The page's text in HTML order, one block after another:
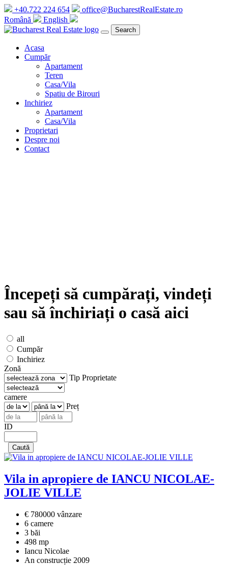
+40.722 224 654
office@BucharestRealEstate.ro
Română
English
Search
Acasa
Cumpăr
Apartament
Teren
Casa/Vila
Spatiu de Birouri
Inchiriez
Apartament
Casa/Vila
Proprietari
Despre noi
Contact
Începeți să cumpărați, vindeți
sau să închiriați o casă aici
all
Cumpăr
Inchiriez
Zonă
Tip Proprietate
camere
Preț
ID
Vila in apropiere de IANCU NICOLAE-
JOLIE VILLE
€ 780000 vânzare
6 camere
3 băi
498 mp
Iancu Nicolae
An construcție 2009